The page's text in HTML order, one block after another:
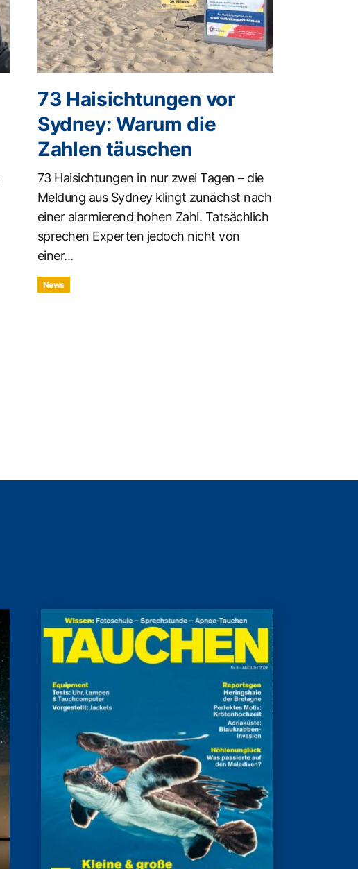
73 Haisichtungen vor
Sydney: Warum die
Zahlen täuschen
73 Haisichtungen in nur zwei Tagen – die
Meldung aus Sydney klingt zunächst nach
einer alarmierend hohen Zahl. Tatsächlich
sprechen Experten jedoch nicht von
einer...
News